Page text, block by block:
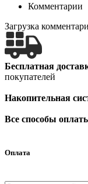
Комментарии
Загрузка
Бесплатная
покупателей
Накопительная
Все способы
Оплата